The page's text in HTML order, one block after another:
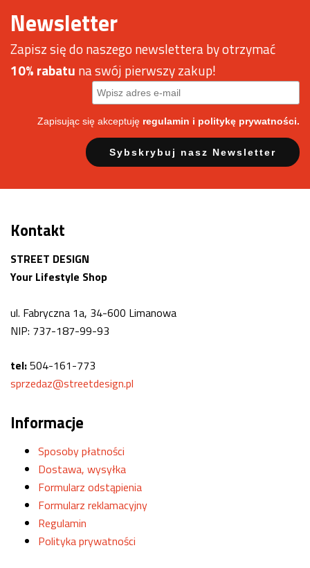
Newsletter
Zapisz się do naszego newslettera by otrzymać
10% rabatu na swój pierwszy zakup!
Zapisując się akceptuję regulamin i politykę prywatności.
Kontakt
STREET DESIGN
Your Lifestyle Shop
ul. Fabryczna 1a, 34-600 Limanowa
NIP: 737-187-99-93
tel:504-161-773
sprzedaz@streetdesign.pl
Informacje
Sposoby płatności
Dostawa, wysyłka
Formularz odstąpienia
Formularz reklamacyjny
Regulamin
Polityka prywatności